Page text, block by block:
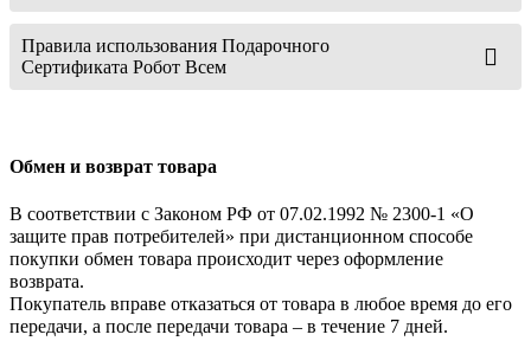
Правила использования Подарочного
Сертификата Робот Всем
Обмен и возврат товара
В соответствии с Законом РФ от 07.02.1992 № 2300-1 «О
защите прав потребителей» при дистанционном способе
покупки обмен товара происходит через оформление
возврата.
Покупатель вправе отказаться от товара в любое время до его
передачи, а после передачи товара – в течение 7 дней.